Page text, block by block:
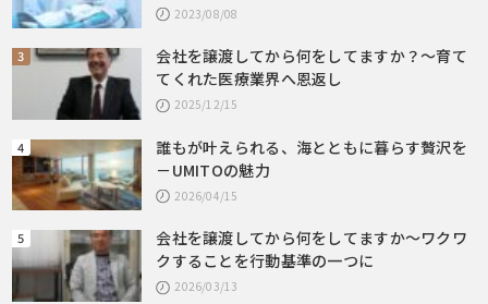
2023/08/08
会社を譲渡してから何をしてますか？～育て
てくれた医療業界へ恩返し
2025/12/15
誰もが叶えられる、海とともに暮らす贅沢を
－UMITOの魅力
2026/04/15
会社を譲渡してから何をしてますか～ワクワ
クすることを行動基準の一つに
2026/03/13